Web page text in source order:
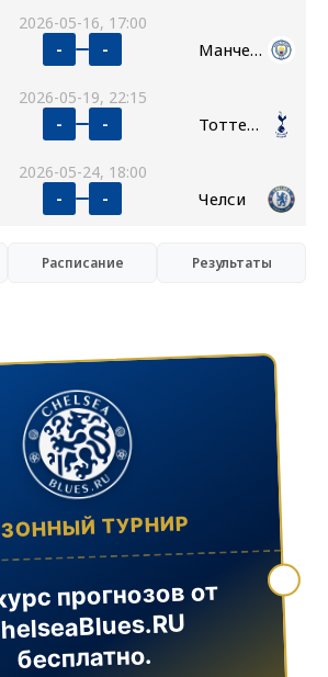
2026-05-16, 17:00
- - Манчестер Сити
2026-05-19, 22:15
- - Тоттенхэм
2026-05-24, 18:00
- - Челси
Расписание Результаты
ТУРНИР
прогнозов от
бесплатно.